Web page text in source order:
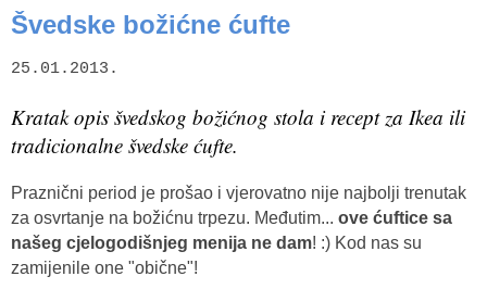
Švedske božićne ćufte
25.01.2013.
Kratak opis švedskog božićnog stola i recept za Ikea ili
tradicionalne švedske ćufte.
Praznični period je prošao i vjerovatno nije najbolji trenutak
za osvrtanje na božićnu trpezu. Međutim... ove ćuftice sa
našeg cjelogodišnjeg menija ne dam! :) Kod nas su
zamijenile one "obične"!